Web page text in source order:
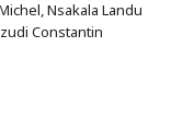
Nsakala Landu
Constantin